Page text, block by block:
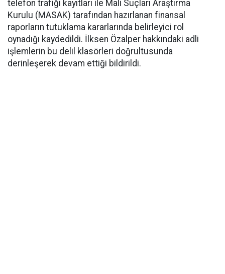
telefon trafiği kayıtları ile Mali Suçları Araştırma
Kurulu (MASAK) tarafından hazırlanan finansal
raporların tutuklama kararlarında belirleyici rol
oynadığı kaydedildi. İlksen Özalper hakkındaki adli
işlemlerin bu delil klasörleri doğrultusunda
derinleşerek devam ettiği bildirildi.